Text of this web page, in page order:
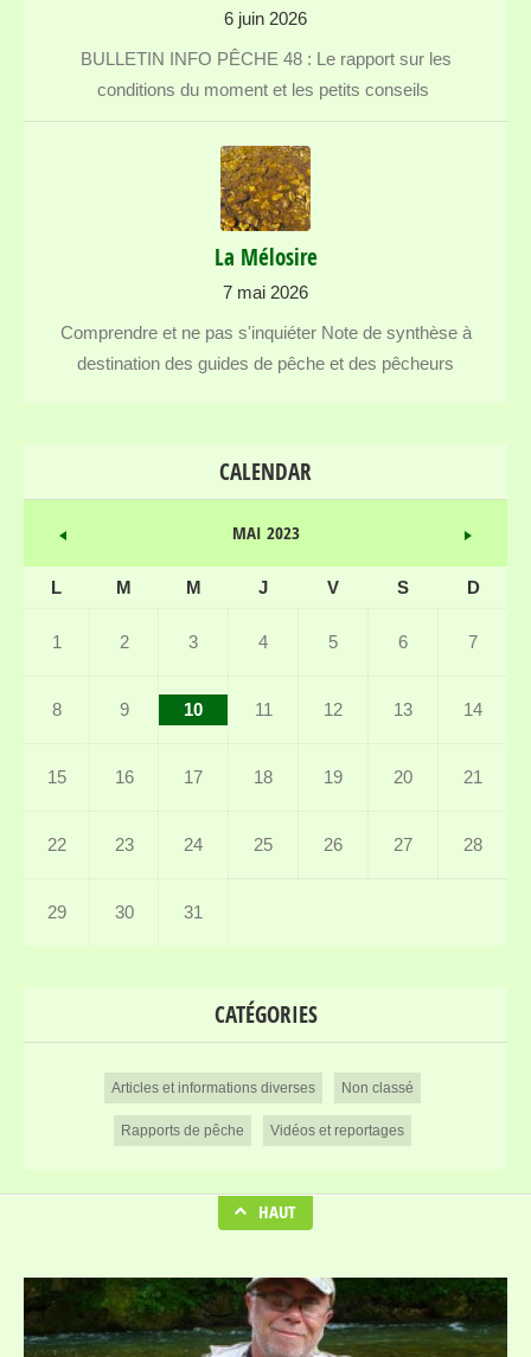
6 juin 2026
BULLETIN INFO PÊCHE 48 : Le rapport sur les
conditions du moment et les petits conseils
La Mélosire
7 mai 2026
Comprendre et ne pas s'inquiéter Note de synthèse à
destination des guides de pêche et des pêcheurs
CALENDAR
MAI 2023
L M M J V S D
1 2 3 4 5 6 7
8 9 10 11 12 13 14
15 16 17 18 19 20 21
22 23 24 25 26 27 28
29 30 31
CATÉGORIES
Articles et informations diverses Non classé
Rapports de pêche Vidéos et reportages
HAUT